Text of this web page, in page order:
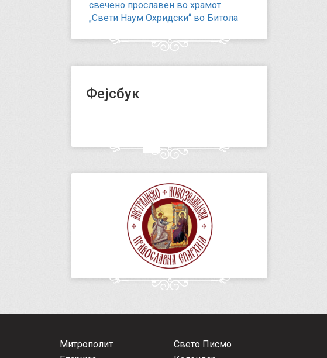
свечено прославен во храмот
„Свети Наум Охридски“ во Битола
Фејсбук
Митрополит
Свето Писмо